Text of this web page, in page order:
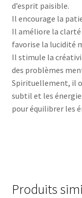
d’esprit paisible.
Il encourage la
Il améliore la
favorise la lucidité
Il stimule la
des problèmes
Spirituellement, il
subtil et les
pour équilibrer les
Produits